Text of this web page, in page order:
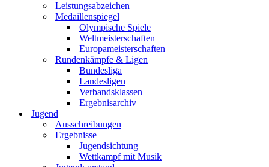
Leistungsabzeichen
Medaillenspiegel
Olympische Spiele
Weltmeisterschaften
Europameisterschaften
Rundenkämpfe & Ligen
Bundesliga
Landesligen
Verbandsklassen
Ergebnisarchiv
Jugend
Ausschreibungen
Ergebnisse
Jugendsichtung
Wettkampf mit Musik